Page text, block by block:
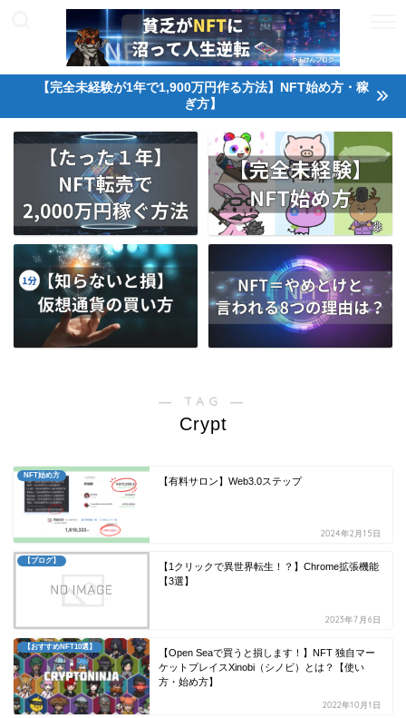
【完全未経験が1年で1,900万円作る方法】NFT始め方・稼
ぎ方】
― TAG ―
Crypt
NFT始め方
【有料サロン】Web3.0ステップ
2024年2月15日
【ブログ】
【1クリックで異世界転生！？】Chrome拡張機能
【3選】
2023年7月6日
【おすすめNFT10選】
【Open Seaで買うと損します！】NFT 独自マー
ケットプレイスXinobi（シノビ）とは？【使い
方・始め方】
2022年10月1日